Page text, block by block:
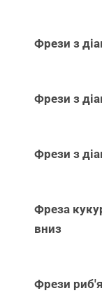
Фрези з
Фрези з
Фрези з
Фреза
вниз
Фрези